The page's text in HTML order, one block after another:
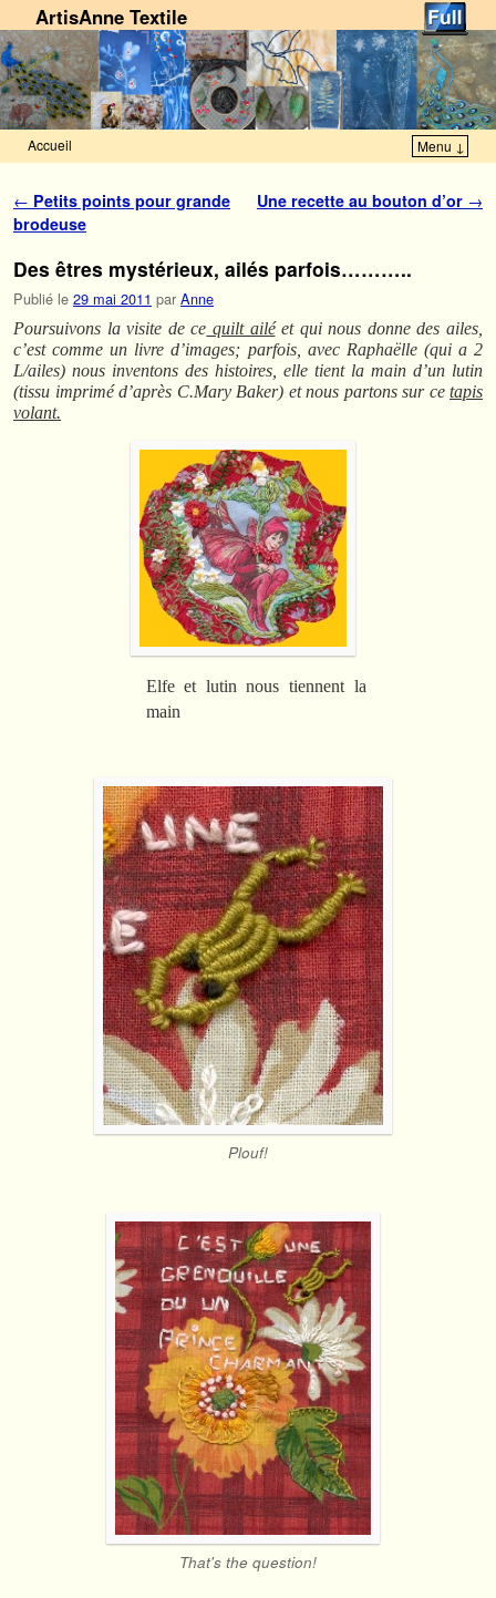
ArtisAnne Textile
Accueil Menu ↓
Navigation des articles
← Petits points pour grande
brodeuse
Une recette au bouton d’or →
Des êtres mystérieux, ailés parfois………..
Publié le 29 mai 2011 par Anne
Poursuivons la visite de ce quilt ailéet qui nous donne des ailes,
c’est comme un livre d’images; parfois, avec Raphaëlle (qui a 2
L/ailes) nous inventons des histoires, elle tient la main d’un lutin
(tissu imprimé d’après C.Mary Baker) et nous partons sur ce tapis
volant.
Elfe et lutin nous tiennent la
main
Plouf!
That's the question!